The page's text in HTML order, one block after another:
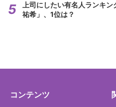
上司にしたい有名人ランキ
祐希」、1位は？
コンテンツ